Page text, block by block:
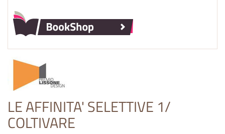
LE AFFINITA' SELETTIVE 1/
COLTIVARE